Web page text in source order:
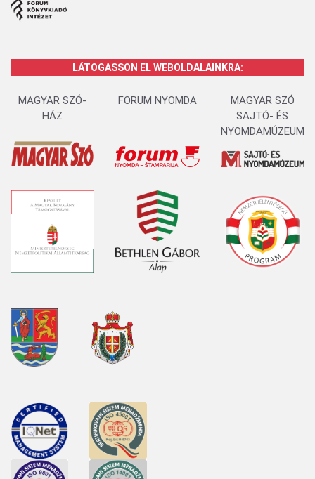
LÁTOGASSON EL WEBOLDALAINKRA:
MAGYAR SZÓ-
HÁZ
FORUM NYOMDA
MAGYAR SZÓ
SAJTÓ- ÉS
NYOMDAMÚZEUM